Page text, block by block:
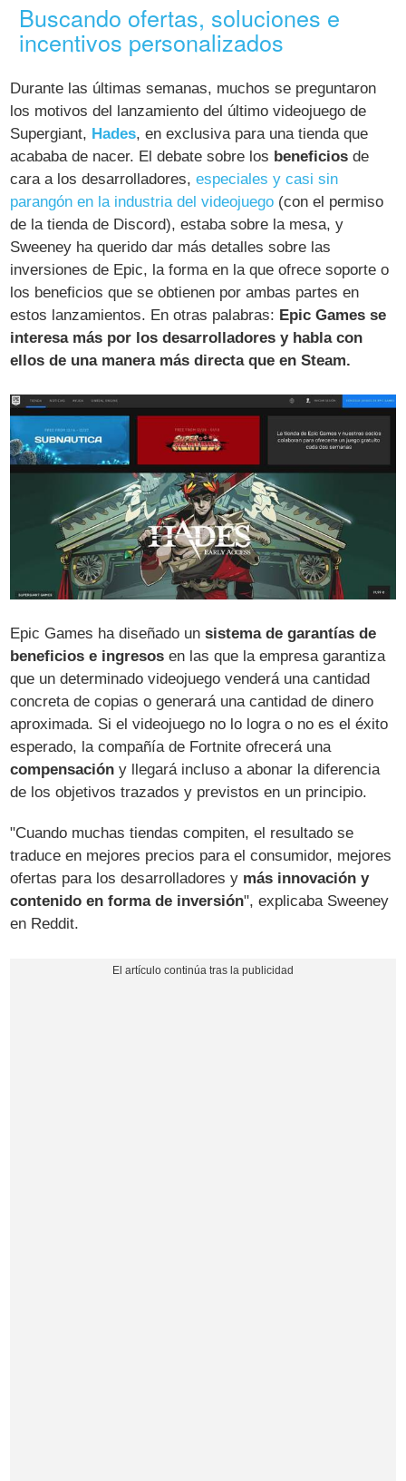
Buscando ofertas, soluciones e
incentivos personalizados
Durante las últimas semanas, muchos se preguntaron
los motivos del lanzamiento del último videojuego de
Supergiant, Hades, en exclusiva para una tienda que
acababa de nacer. El debate sobre los beneficios de
cara a los desarrolladores,especiales y casi sin
parangón en la industria del videojuego (con el permiso
de la tienda de Discord), estaba sobre la mesa, y
Sweeney ha querido dar más detalles sobre las
inversiones de Epic, la forma en la que ofrece soporte o
los beneficios que se obtienen por ambas partes en
estos lanzamientos. En otras palabras: Epic Games se
interesa más por los desarrolladores y habla con
ellos de una manera más directa que en Steam.
Epic Games ha diseñado unsistema de garantías de
beneficios e ingresos en las que la empresa garantiza
que un determinado videojuego venderá una cantidad
concreta de copias o generará una cantidad de dinero
aproximada. Si el videojuego no lo logra o no es el éxito
esperado, la compañía de Fortnite ofrecerá una
compensación y llegará incluso a abonar la diferencia
de los objetivos trazados y previstos en un principio.
"Cuando muchas tiendas compiten, el resultado se
traduce en mejores precios para el consumidor, mejores
ofertas para los desarrolladores y más innovación y
contenido en forma de inversión", explicaba Sweeney
en Reddit.